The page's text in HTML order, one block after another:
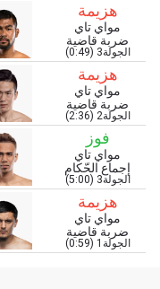
هزيمة
مواي تاي
ضربة قاضية
الجولة3 (0:49)
هزيمة
مواي تاي
ضربة قاضية
الجولة2 (2:36)
فوز
مواي تاي
إجماع الحّكام
الجولة3 (5:00)
هزيمة
مواي تاي
ضربة قاضية
الجولة1 (0:59)
ابق على
خذ بطولة "ون" معك
إلى آخر الأخبار،
أفضل المقاعد
البريد الإلكتروني
الإسم